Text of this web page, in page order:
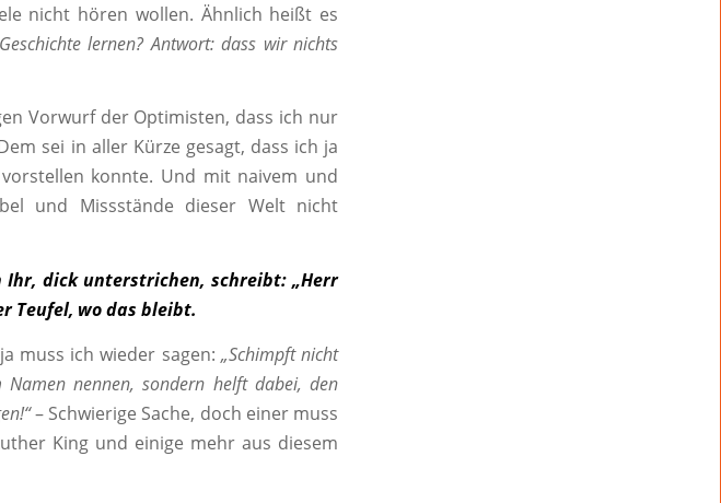
nicht hören wollen. Ähnlich heißt es
lernen? Antwort: dass wir nichts
Vorwurf der Optimisten, dass ich nur
sei in aller Kürze gesagt, dass ich ja
konnte. Und mit naivem und
und Missstände dieser Welt nicht
dick unterstrichen, schreibt: „Herr
Teufel, wo das bleibt.
muss ich wieder sagen: „Schimpft nicht
nennen, sondern helft dabei, den
– Schwierige Sache, doch einer muss
King und einige mehr aus diesem